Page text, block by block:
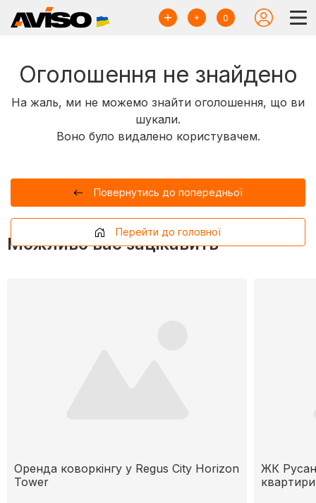
0
Оголошення не знайдено
На жаль, ми не можемо знайти оголошення, що ви
шукали.
Воно було видалено користувачем.
Повернутись до попередньої
Перейти до головної
Можливо вас зацікавить
Оренда коворкінгу у Regus City Horizon
Tower
ЖК
квартири